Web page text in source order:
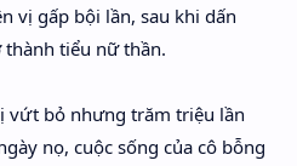
vị gấp bội lần, sau khi dấn
tiểu nữ thần.
vứt bỏ nhưng trăm triệu lần
nọ, cuộc sống của cô bỗng